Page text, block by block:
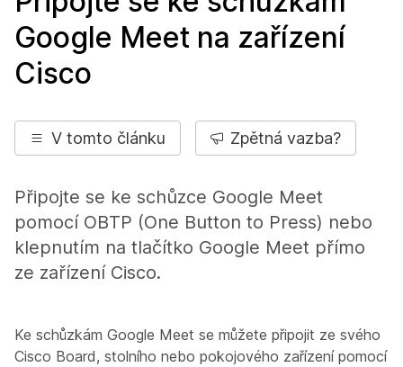
Google Meet na zařízení
Cisco
V tomto článku Zpětná vazba?
Připojte se ke schůzce Google Meet
pomocí OBTP (One Button to Press) nebo
klepnutím na tlačítko Google Meet přímo
ze zařízení Cisco.
Ke schůzkám Google Meet se můžete připojit ze svého
Cisco Board, stolního nebo pokojového zařízení pomocí